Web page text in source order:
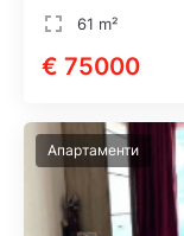
61 m²
€ 75000
Апартаменти